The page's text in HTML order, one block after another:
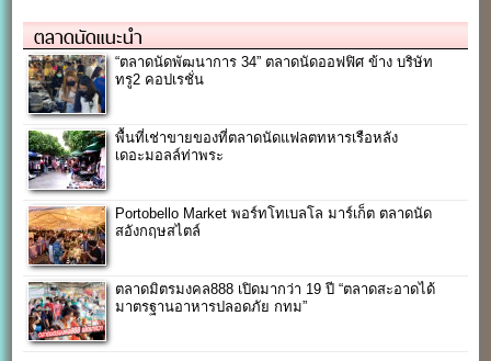
ตลาดนัดแนะนำ
“ตลาดนัดพัฒนาการ 34” ตลาดนัดออฟฟิศ ข้าง บริษัท
ทรู2 คอปเรชั่น
พื้นที่เช่าขายของที่ตลาดนัดแฟลตทหารเรือหลัง
เดอะมอลล์ท่าพระ
Portobello Market พอร์ทโทเบลโล มาร์เก็ต ตลาดนัด
สอังกฤษสไตล์
ตลาดมิตรมงคล888 เปิดมากว่า 19 ปี “ตลาดสะอาดได้
มาตรฐานอาหารปลอดภัย กทม”